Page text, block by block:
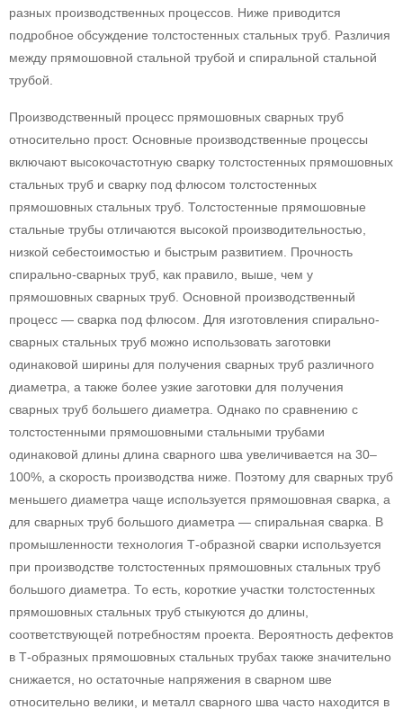
разных производственных процессов. Ниже приводится
подробное обсуждение толстостенных стальных труб. Различия
между прямошовной стальной трубой и спиральной стальной
трубой.
Производственный процесс прямошовных сварных труб
относительно прост. Основные производственные процессы
включают высокочастотную сварку толстостенных прямошовных
стальных труб и сварку под флюсом толстостенных
прямошовных стальных труб. Толстостенные прямошовные
стальные трубы отличаются высокой производительностью,
низкой себестоимостью и быстрым развитием. Прочность
спирально-сварных труб, как правило, выше, чем у
прямошовных сварных труб. Основной производственный
процесс — сварка под флюсом. Для изготовления спирально-
сварных стальных труб можно использовать заготовки
одинаковой ширины для получения сварных труб различного
диаметра, а также более узкие заготовки для получения
сварных труб большего диаметра. Однако по сравнению с
толстостенными прямошовными стальными трубами
одинаковой длины длина сварного шва увеличивается на 30–
100%, а скорость производства ниже. Поэтому для сварных труб
меньшего диаметра чаще используется прямошовная сварка, а
для сварных труб большого диаметра — спиральная сварка. В
промышленности технология Т-образной сварки используется
при производстве толстостенных прямошовных стальных труб
большого диаметра. То есть, короткие участки толстостенных
прямошовных стальных труб стыкуются до длины,
соответствующей потребностям проекта. Вероятность дефектов
в Т-образных прямошовных стальных трубах также значительно
снижается, но остаточные напряжения в сварном шве
относительно велики, и металл сварного шва часто находится в